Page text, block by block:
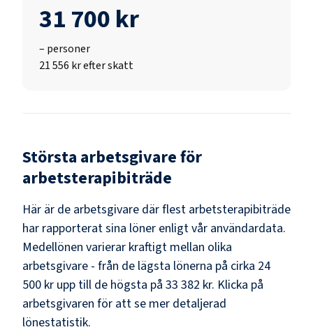
31 700 kr
– personer
21 556 kr efter skatt
Största arbetsgivare för
arbetsterapibiträde
Här är de arbetsgivare där flest arbetsterapibiträde
har rapporterat sina löner enligt vår användardata.
Medellönen varierar kraftigt mellan olika
arbetsgivare - från de lägsta lönerna på cirka 24
500 kr upp till de högsta på 33 382 kr. Klicka på
arbetsgivaren för att se mer detaljerad
lönestatistik.